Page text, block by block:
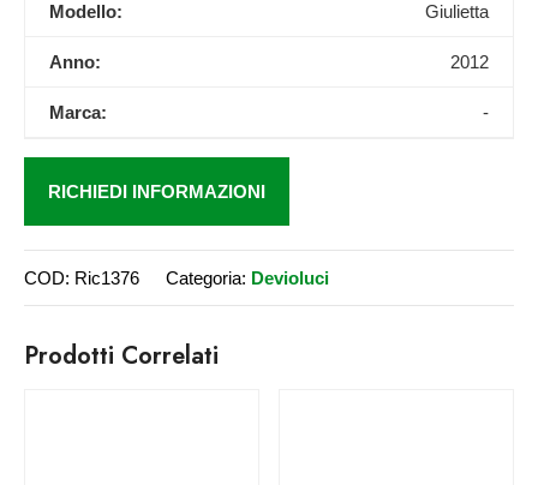
Modello: Giulietta
Anno: 2012
Marca: -
RICHIEDI INFORMAZIONI
COD: Ric1376 Categoria: Devioluci
Prodotti Correlati